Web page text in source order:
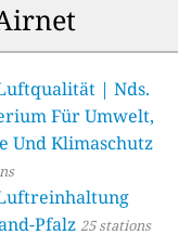
| Nds.
Für Umwelt,
Und Klimaschutz
Pfalz 25 stations